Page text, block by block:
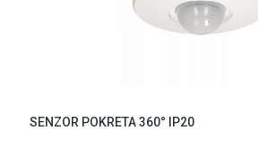
SENZOR POKRETA 360° IP20